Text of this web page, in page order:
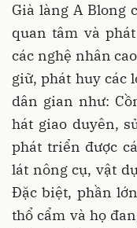
Già làng A Blong
quan tâm và
các nghệ nhân
giữ, phát huy các
dân gian như:
hát giao duyên,
phát triển được
lát nông cụ, vật
Đặc biệt, phần
thổ cẩm và họ